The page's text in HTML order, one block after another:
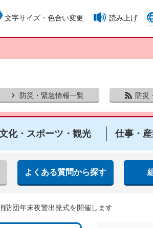
防災・緊急情報一覧
防災
文字サイズ・色合い変更 読み上げ
化・スポーツ・観光 仕事・
よくある質問から探す
防団年末夜警出発式を開催します